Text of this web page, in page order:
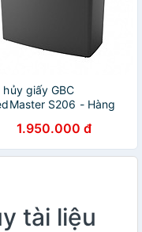
hủy giấy GBC
S206 - Hàng
1.950.000 đ
tài liệu